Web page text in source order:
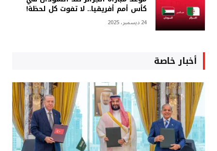
كأس أمم أفريقيا.. لا تفوت كل لحظة!
24 ديسمبر، 2025
أخبار خاصة